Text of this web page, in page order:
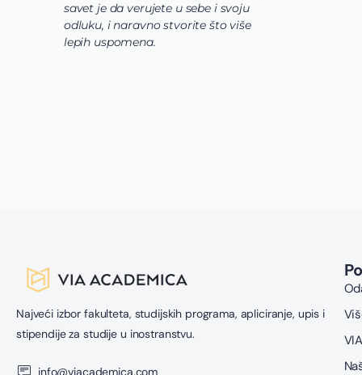
savet je da verujete u sebe i svoju
odluku, i naravno stvorite što više
lepih uspomena.
Najveći izbor fakulteta, studijskih programa, apliciranje, upis i
stipendije za studije u inostranstvu.
info@viacademica.com